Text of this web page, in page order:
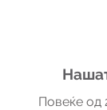
Повеќе од